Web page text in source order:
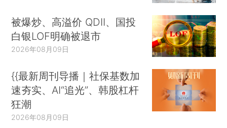
被爆炒、高溢价 QDII、国投
白银LOF明确被退市
2026年08月09日
{{最新周刊导播｜社保基数加
速夯实、AI“追光”、韩股杠杆
狂潮
2026年08月09日